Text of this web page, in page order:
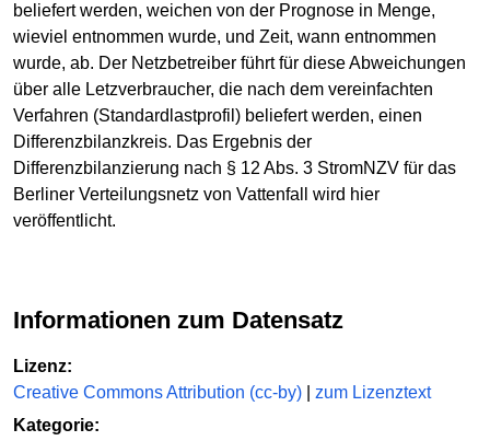
beliefert werden, weichen von der Prognose in Menge,
wieviel entnommen wurde, und Zeit, wann entnommen
wurde, ab. Der Netzbetreiber führt für diese Abweichungen
über alle Letzverbraucher, die nach dem vereinfachten
Verfahren (Standardlastprofil) beliefert werden, einen
Differenzbilanzkreis. Das Ergebnis der
Differenzbilanzierung nach § 12 Abs. 3 StromNZV für das
Berliner Verteilungsnetz von Vattenfall wird hier
veröffentlicht.
Informationen zum Datensatz
Lizenz:
Creative Commons Attribution (cc-by)
zum Lizenztext
Kategorie: